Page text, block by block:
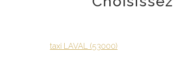
taxi LAVAL (53000)